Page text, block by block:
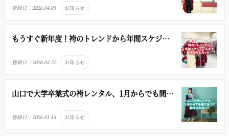
登録日：2026.04.03 お知らせ
もうすぐ新年度！袴のトレンドから年間スケジュ
登録日：2026.03.27 お知らせ
山口で大学卒業式の袴レンタル、1月からでも間に
登録日： 2026.01.16 お知らせ